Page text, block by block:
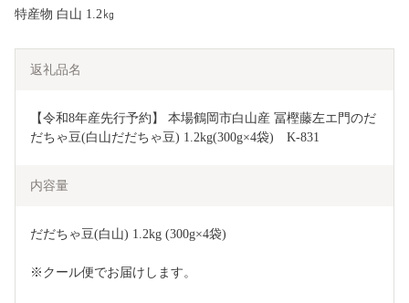
特産物 白山 1.2㎏
返礼品名
【令和8年産先行予約】 本場鶴岡市白山産 冨樫藤左エ門のだ
だちゃ豆(白山だだちゃ豆) 1.2kg(300g×4袋)　K-831
内容量
だだちゃ豆(白山) 1.2kg (300g×4袋)
※クール便でお届けします。